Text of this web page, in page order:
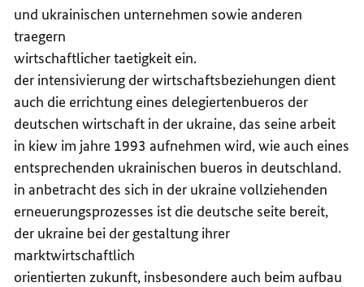
und ukrainischen unternehmen sowie anderen
traegern
wirtschaftlicher taetigkeit ein.
der intensivierung der wirtschaftsbeziehungen dient
auch die errichtung eines delegiertenbueros der
deutschen wirtschaft in der ukraine, das seine arbeit
in kiew im jahre 1993 aufnehmen wird, wie auch eines
entsprechenden ukrainischen bueros in deutschland.
in anbetracht des sich in der ukraine vollziehenden
erneuerungsprozesses ist die deutsche seite bereit,
der ukraine bei der gestaltung ihrer
marktwirtschaftlich
orientierten zukunft, insbesondere auch beim aufbau